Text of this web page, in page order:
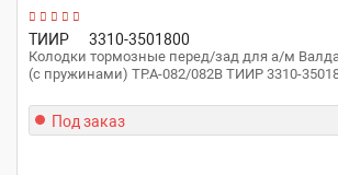
ТИИР 3310-3501800
Колодки тормозные перед/зад для а/м
(с пружинами) ТР.А-082/082В ТИИР 3310-
Под заказ